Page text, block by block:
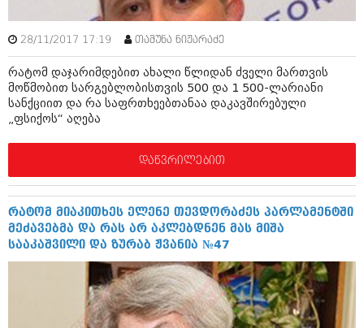
იანვარი 2016 (206)
ნოემბერი 2015 (264)
ოქტომბერი 2015 (204)
სექტემბერი 2015 (215)
აგვისტო 2015 (286)
ივლისი 2015 (173)
ივნისი 2015 (261)
აპრილი 2015 (208)
თებერვალი 2015 (286)
იანვარი 2015 (247)
დეკემბერი 2014 (342)
ნოემბერი 2014 (290)
სექტემბერი 2014 (394)
აგვისტო 2014 (248)
ივლისი 2014 (313)
ივნისი 2014 (366)
28/11/2017 17:19 თამუნა ნიჟარაძე
რატომ დაჯარიმდებით ახალი წლიდან ძველი მართვის
მოწმობით სარგებლობისთვის 500 და 1 500-ლარიანი
სანქციით და რა საფრთხეებთანაა დაკავშირებული
„ფსიქოს“ აღება
დაწვრილებით
რატომ მიაკითხეს ელენე თევდორაძეს პარლამენტში
მეძავებმა და რას არ აკლებდნენ მას მიშა
სააკაშვილი და ზურაბ ჟვანია №47